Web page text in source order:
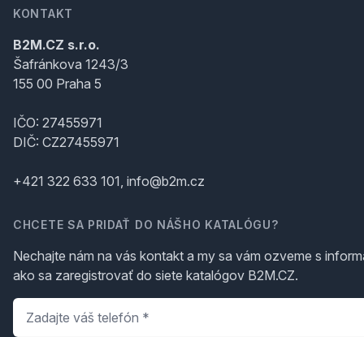
KONTAKT
B2M.CZ s.r.o.
Šafránkova 1243/3
155 00 Praha 5
IČO: 27455971
DIČ: CZ27455971
+421 322 633 101, info@b2m.cz
CHCETE SA PRIDAŤ DO NÁŠHO KATALÓGU?
Nechajte nám na vás kontakt a my sa vám ozveme s
ako sa zaregistrovať do siete katalógov B2M.CZ.
Telefón